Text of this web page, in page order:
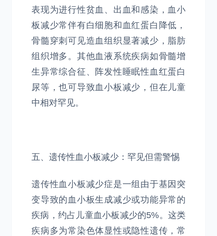
表现为进行性贫血、出血和感染，血小
板减少常伴有白细胞和血红蛋白降低，
骨髓穿刺可见造血组织显著减少，脂肪
组织增多。其他血液系统疾病如骨髓增
生异常综合征、阵发性睡眠性血红蛋白
尿等，也可导致血小板减少，但在儿童
中相对罕见。
五、遗传性血小板减少：罕见但需警惕
遗传性血小板减少症是一组由于基因突
变导致的血小板生成减少或功能异常的
疾病，约占儿童血小板减少的5%。这类
疾病多为常染色体显性或隐性遗传，常